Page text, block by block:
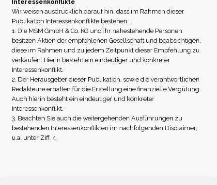
Interessenkonflikte
Wir weisen ausdrücklich darauf hin, dass im Rahmen dieser
Publikation Interessenkonflikte bestehen:
1. Die MSM GmbH & Co. KG und ihr nahestehende Personen
besitzen Aktien der empfohlenen Gesellschaft und beabsichtigen,
diese im Rahmen und zu jedem Zeitpunkt dieser Empfehlung zu
verkaufen. Hierin besteht ein eindeutiger und konkreter
Interessenkonflikt.
2. Der Herausgeber dieser Publikation, sowie die verantwortlichen
Redakteure erhalten für die Erstellung eine finanzielle Vergütung.
Auch hierin besteht ein eindeutiger und konkreter
Interessenkonflikt.
3. Beachten Sie auch die weitergehenden Ausführungen zu
bestehenden Interessenkonflikten im nachfolgenden Disclaimer,
u.a. unter Ziff. 4.